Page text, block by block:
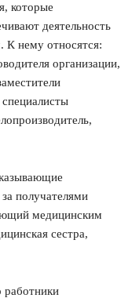
которые
деятельность
К нему относятся:
организации,
получателями
медицинским
сестра,
работники